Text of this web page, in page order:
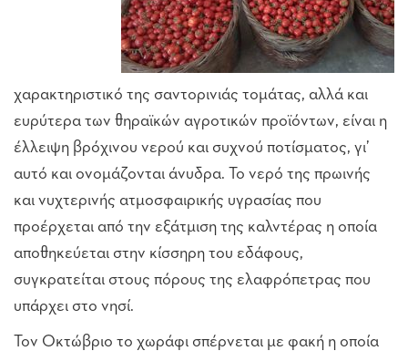
χαρακτηριστικό της σαντορινιάς τομάτας, αλλά και
ευρύτερα των θηραϊκών αγροτικών προϊόντων, είναι η
έλλειψη βρόχινου νερού και συχνού ποτίσματος, γι’
αυτό και ονομάζονται άνυδρα. Το νερό της πρωινής
και νυχτερινής ατμοσφαιρικής υγρασίας που
προέρχεται από την εξάτμιση της καλντέρας η οποία
αποθηκεύεται στην κίσσηρη του εδάφους,
συγκρατείται στους πόρους της ελαφρόπετρας που
υπάρχει στο νησί.
Τον Οκτώβριο το χωράφι σπέρνεται με φακή η οποία